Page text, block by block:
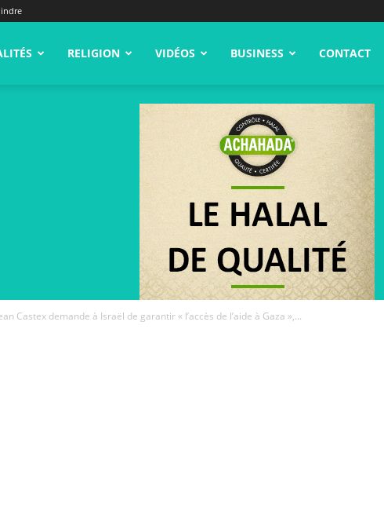
RELIGION VIDÉOS BUSINESS CONTACT
Castex demande à Israël de garantir « l’accès de l’aide à Gaza »,...